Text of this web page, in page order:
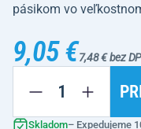
pásikom vo
9,05 €7,48 € bez
Skladom– Expedujeme